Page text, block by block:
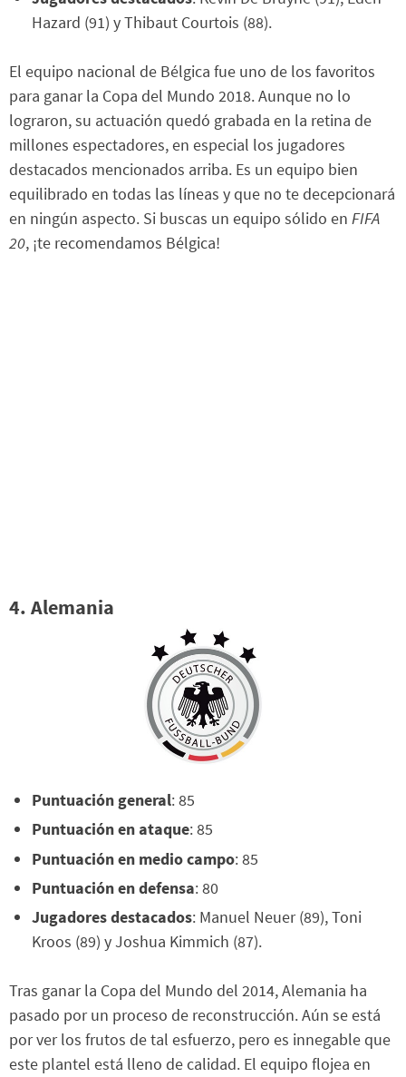
Hazard (91) y Thibaut Courtois (88).
El equipo nacional de Bélgica fue uno de los favoritos
para ganar la Copa del Mundo 2018. Aunque no lo
lograron, su actuación quedó grabada en la retina de
millones espectadores, en especial los jugadores
destacados mencionados arriba. Es un equipo bien
equilibrado en todas las líneas y que no te decepcionará
en ningún aspecto. Si buscas un equipo sólido en FIFA
20, ¡te recomendamos Bélgica!
4. Alemania
Puntuación general: 85
Puntuación en ataque: 85
Puntuación en medio campo: 85
Puntuación en defensa: 80
Jugadores destacados: Manuel Neuer (89), Toni
Kroos (89) y Joshua Kimmich (87).
Tras ganar la Copa del Mundo del 2014, Alemania ha
pasado por un proceso de reconstrucción. Aún se está
por ver los frutos de tal esfuerzo, pero es innegable que
este plantel está lleno de calidad. El equipo flojea en